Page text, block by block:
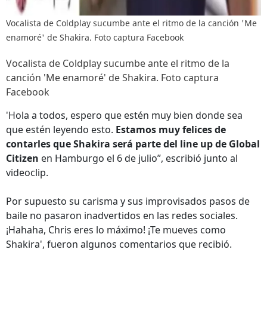
Vocalista de Coldplay sucumbe ante el ritmo de la canción 'Me
enamoré' de Shakira. Foto captura Facebook
Vocalista de Coldplay sucumbe ante el ritmo de la
canción 'Me enamoré' de Shakira. Foto captura
Facebook
'Hola a todos, espero que estén muy bien donde sea
que estén leyendo esto. Estamos muy felices de
contarles que Shakira será parte del line up de Global
Citizen en Hamburgo el 6 de julio”, escribió junto al
videoclip.
Por supuesto su carisma y sus improvisados pasos de
baile no pasaron inadvertidos en las redes sociales.
¡Hahaha, Chris eres lo máximo! ¡Te mueves como
Shakira', fueron algunos comentarios que recibió.